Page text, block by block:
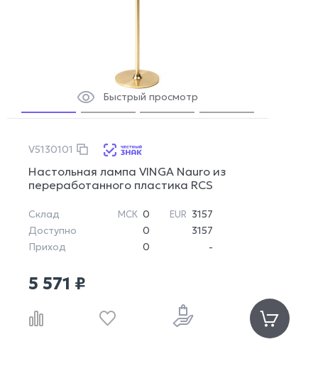
Быстрый просмотр
V5130101
Настольная лампа VINGA Nauro из
переработанного пластика RCS
Склад МСК 0 EUR 3157
Доступно
0
3157
Приход
0 -
5 571 ₽